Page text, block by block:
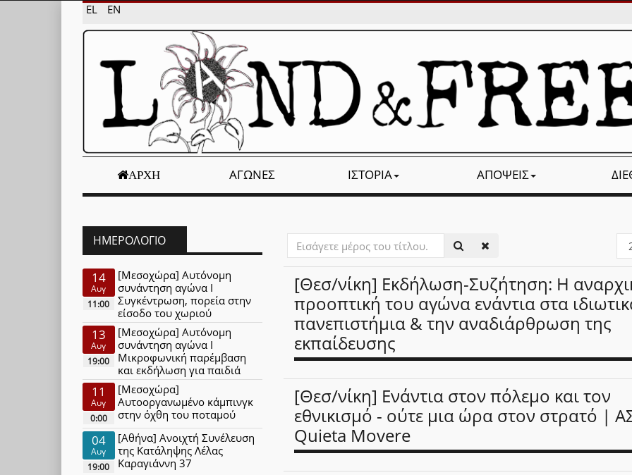
EL EN
ΑΡΧΉ ΑΓΏΝΕΣ ΙΣΤΟΡΊΑ ΑΠΌΨΕΙΣ
Εισάγετε
μέρος
του
τίτλου.
[Θεσ/νίκη] Εκδήλωση-Συζήτηση: Η
προοπτική του αγώνα ενάντια στα
πανεπιστήμια & την αναδιάρθρωση της
εκπαίδευσης
[Θεσ/νίκη] Ενάντια στον πόλεμο και τον
εθνικισμό - ούτε μια ώρα στον στρατό |
Quieta Movere
ΗΜΕΡΟΛΌΓΙΟ
14
Αυγ
11:00
[Μεσοχώρα] Αυτόνομη
συνάντηση αγώνα Ι
Συγκέντρωση, πορεία στην
είσοδο του χωριού
13
Αυγ
19:00
[Μεσοχώρα] Αυτόνομη
συνάντηση αγώνα Ι
Μικροφωνική παρέμβαση
και εκδήλωση για παιδιά
11
Αυγ
0:00
[Μεσοχώρα]
Αυτοοργανωμένο κάμπινγκ
στην όχθη του ποταμού
04
Αυγ
19:00
[Αθήνα] Ανοιχτή Συνέλευση
της Κατάληψης Λέλας
Καραγιάννη 37